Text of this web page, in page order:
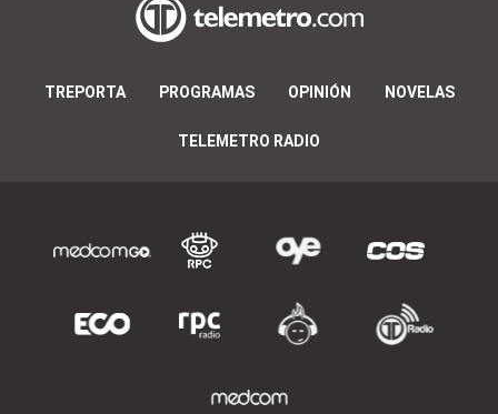
TREPORTA PROGRAMAS OPINIÓN NOVELAS
TELEMETRO RADIO